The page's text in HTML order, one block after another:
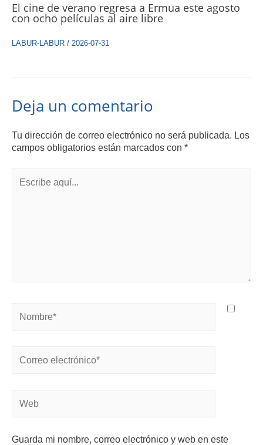
El cine de verano regresa a Ermua este agosto
con ocho películas al aire libre
LABUR-LABUR / 2026-07-31
Deja un comentario
Tu dirección de correo electrónico no será publicada. Los
campos obligatorios están marcados con *
Guarda mi nombre, correo electrónico y web en este